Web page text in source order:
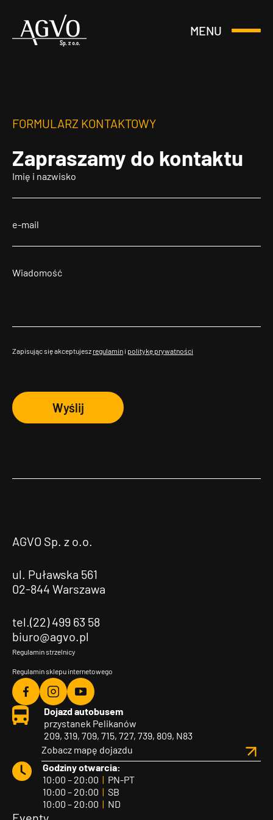
Header
MENU
Otwórz
FORMULARZ KONTAKTOWY
Zapraszamy do kontaktu
Zapisując się akceptujesz regulamin i politykę prywatności
Wyślij
AGVO Sp. z o.o.
ul. Puławska 561
02-844 Warszawa
tel.(22) 499 63 58
biuro@agvo.pl
Regulamin strzelnicy
Regulamin sklepu internetowego
Agvo
Facebook
Agvo
Instagram
Agvo
YouTube
Dojazd autobusem
przystanek Pelikanów
209, 319, 709, 715, 727, 739, 809, N83
Zobacz mapę dojazdu
Godziny otwarcia:
10:00 – 20:00 | PN-PT
10:00 – 20:00 | SB
10:00 – 20:00 | ND